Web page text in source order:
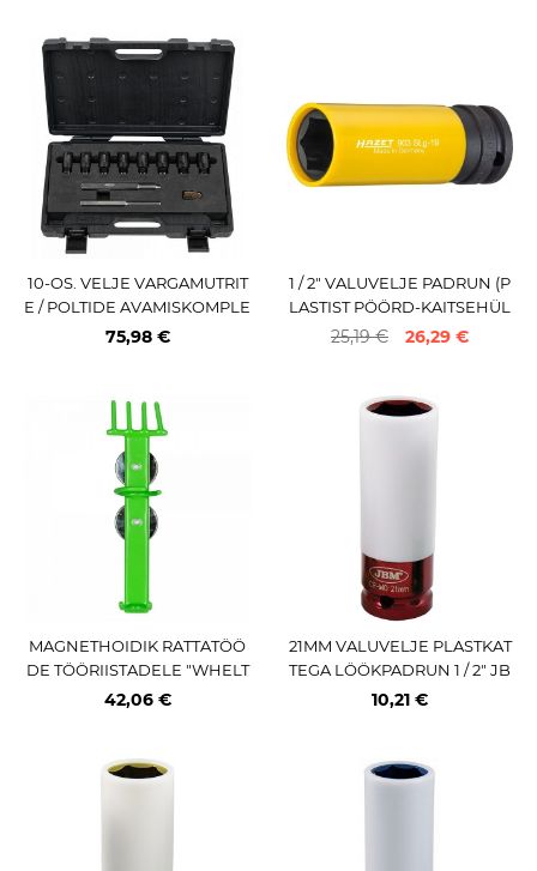
10-OS. VELJE VARGAMUTRIT
E / POLTIDE AVAMISKOMPLE
KT KS TOOLS
75,98 €
1 / 2" VALUVELJE PADRUN (P
LASTIST PÖÖRD-KAITSEHÜL
SS) 19MM HAZET MADE IN G
25,19 € 26,29 €
MAGNETHOIDIK RATTATÖÖ
DE TÖÖRIISTADELE "WHELT
OOLS". MAX. 9KG JBM
42,06 €
21MM VALUVELJE PLASTKAT
TEGA LÖÖKPADRUN 1 / 2" JB
M
10,21 €